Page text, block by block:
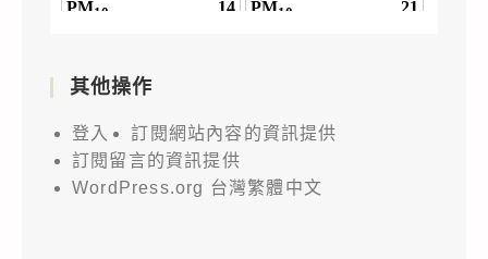
其他操作
登入
訂閱網站內容的資訊提供
訂閱留言的資訊提供
WordPress.org 台灣繁體中文